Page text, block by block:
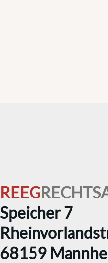
REEG
Speicher 7
68159